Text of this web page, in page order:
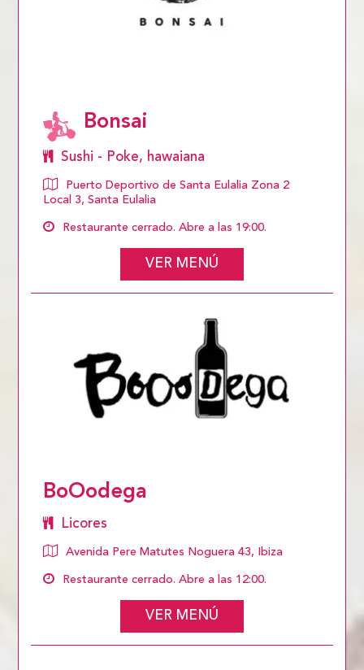
Bonsai
Sushi - Poke, hawaiana
Puerto Deportivo de Santa Eulalia Zona 2
Local 3, Santa Eulalia
Restaurante cerrado. Abre a las 19:00.
VER MENÚ
BoOodega
Licores
Avenida Pere Matutes Noguera 43, Ibiza
Restaurante cerrado. Abre a las 12:00.
VER MENÚ